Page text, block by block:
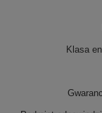
Klasa